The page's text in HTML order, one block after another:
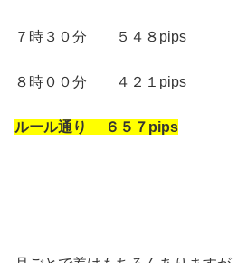
７時３０分 ５４８pips
８時００分 ４２１pips
ルール通り ６５７pips